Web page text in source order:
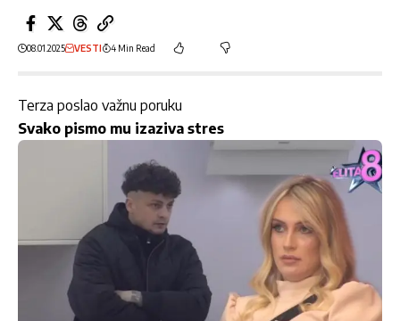
08.01.2025 VESTI 4 Min Read
Terza poslao važnu poruku
Svako pismo mu izaziva stres